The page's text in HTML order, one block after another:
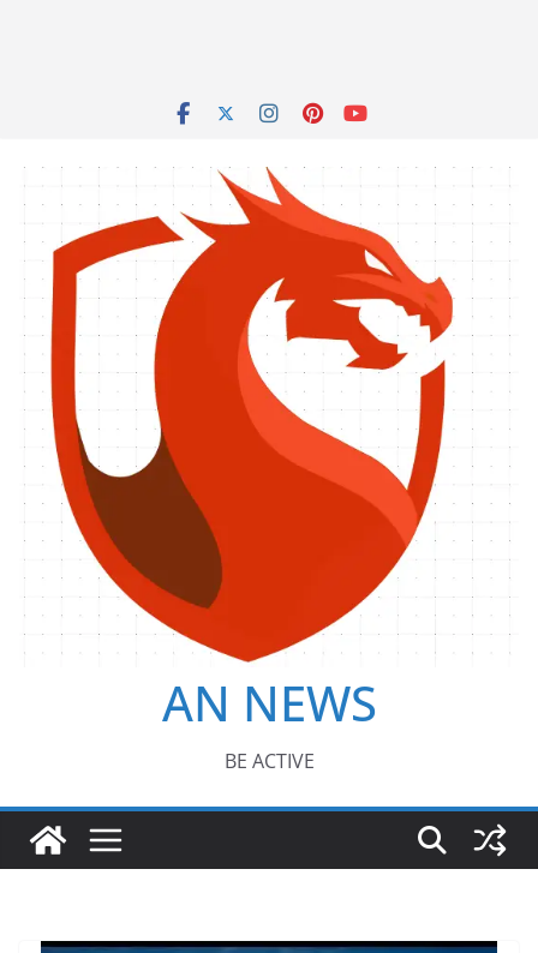
AN NEWS
BE ACTIVE